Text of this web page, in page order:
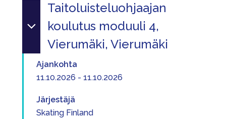
Taitoluisteluohjaajan
koulutus moduuli 4,
Vierumäki, Vierumäki
Ajankohta
11.10.2026 - 11.10.2026
Järjestäjä
Skating Finland